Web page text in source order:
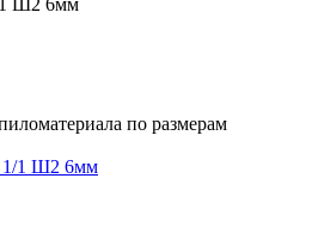
по размерам